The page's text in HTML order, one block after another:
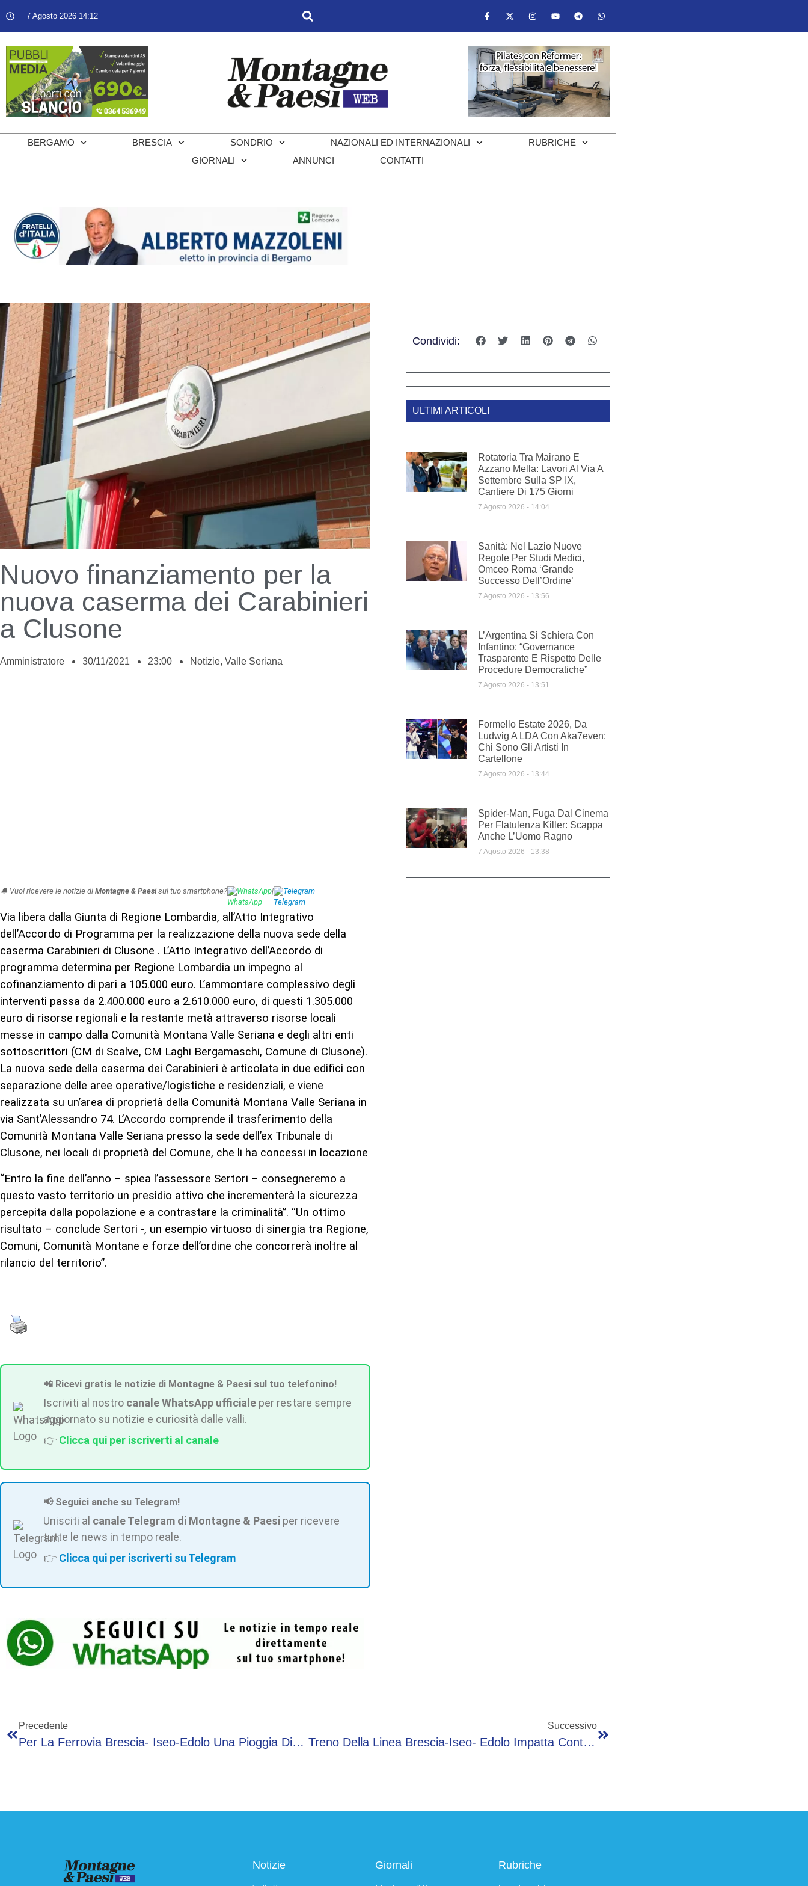
7 Agosto 2026 14:12
BERGAMO BRESCIA SONDRIO NAZIONALI ED INTERNAZIONALI
RUBRICHE
GIORNALI
ANNUNCI CONTATTI
Nuovo finanziamento per la
nuova caserma dei Carabinieri
a Clusone
Amministratore 30/11/2021 23:00 Notizie, Valle Seriana
🔔 Vuoi ricevere le notizie di Montagne & Paesisul tuo smartphone? WhatsApp| Telegram
Via libera dalla Giunta di Regione Lombardia, all’Atto Integrativo
dell’Accordo di Programma per la realizzazione della nuova sede della
caserma Carabinieri di Clusone . L’Atto Integrativo dell’Accordo di
programma determina per Regione Lombardia un impegno al
cofinanziamento di pari a 105.000 euro. L’ammontare complessivo degli
interventi passa da 2.400.000 euro a 2.610.000 euro, di questi 1.305.000
euro di risorse regionali e la restante metà attraverso risorse locali
messe in campo dalla Comunità Montana Valle Seriana e degli altri enti
sottoscrittori (CM di Scalve, CM Laghi Bergamaschi, Comune di Clusone).
La nuova sede della caserma dei Carabinieri è articolata in due edifici con
separazione delle aree operative/logistiche e residenziali, e viene
realizzata su un’area di proprietà della Comunità Montana Valle Seriana in
via Sant’Alessandro 74. L’Accordo comprende il trasferimento della
Comunità Montana Valle Seriana presso la sede dell’ex Tribunale di
Clusone, nei locali di proprietà del Comune, che li ha concessi in locazione
“Entro la fine dell’anno – spiea l’assessore Sertori – consegneremo a
questo vasto territorio un presìdio attivo che incrementerà la sicurezza
percepita dalla popolazione e a contrastare la criminalità”. “Un ottimo
risultato – conclude Sertori -, un esempio virtuoso di sinergia tra Regione,
Comuni, Comunità Montane e forze dell’ordine che concorrerà inoltre al
rilancio del territorio”.
📲 Ricevi gratis le notizie di Montagne & Paesi sul tuo telefonino!
Iscriviti al nostro canale WhatsApp ufficiale per restare sempre
aggiornato su notizie e curiosità dalle valli.
👉 Clicca qui per iscriverti al canale
📢 Seguici anche su Telegram!
Unisciti al canale Telegram di Montagne & Paesi per ricevere
tutte le news in tempo reale.
👉 Clicca qui per iscriverti su Telegram
Condividi:
ULTIMI ARTICOLI
Rotatoria Tra Mairano E
Azzano Mella: Lavori Al Via A
Settembre Sulla SP IX,
Cantiere Di 175 Giorni
7 Agosto 2026 14:04
Sanità: Nel Lazio Nuove
Regole Per Studi Medici,
Omceo Roma ‘grande
Successo Dell’Ordine’
7 Agosto 2026 13:56
L’Argentina Si Schiera Con
Infantino: “Governance
Trasparente E Rispetto Delle
Procedure Democratiche”
7 Agosto 2026 13:51
Formello Estate 2026, Da
Ludwig A LDA Con Aka7even:
Chi Sono Gli Artisti In
Cartellone
7 Agosto 2026 13:44
Spider-Man, Fuga Dal Cinema
Per Flatulenza Killer: Scappa
Anche L’Uomo Ragno
7 Agosto 2026 13:38
Precedente
Per La Ferrovia Brescia- Iseo-Edolo Una Pioggia Di Denaro Dalla Regione
Successivo
Treno Della Linea Brescia-Iseo- Edolo Impatta Contro Una Piccola Frana. Alcuni Feriti
Notizie Giornali Rubriche